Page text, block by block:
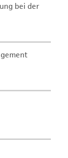
bei der